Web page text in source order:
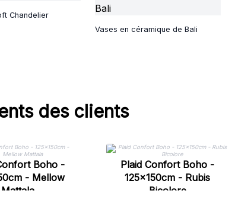
Chandelier
Vases en céramique de Bali
des clients
Boho -
- Mellow
Mattala
Plaid Confort Boho -
125x150cm - Rubis
Bicolore